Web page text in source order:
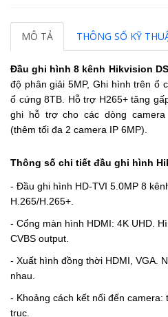
MÔ TẢ THÔNG SỐ KỸ
Đầu ghi hình 8 kênh Hikvision
độ phân giải 5MP, Ghi hình trên ổ
ổ cứng 8TB. Hỗ trợ H265+ tăng
ghi hỗ trợ cho các dòng camera
(thêm tối đa 2 camera IP 6MP).
Thông số chi tiết đầu ghi hình
- Đầu ghi hình HD-TVI 5.0MP 8
H.265/H.265+.
- Cổng màn hình HDMI: 4K UHD.
CVBS output.
- Xuất hình đồng thời HDMI, VGA.
nhau.
- Khoảng cách kết nối đến camera:
trục.